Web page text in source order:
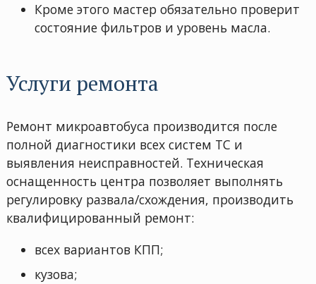
Кроме этого мастер обязательно проверит
состояние фильтров и уровень масла.
Услуги ремонта
Ремонт микроавтобуса производится после
полной диагностики всех систем ТС и
выявления неисправностей. Техническая
оснащенность центра позволяет выполнять
регулировку развала/схождения, производить
квалифицированный ремонт:
всех вариантов КПП;
кузова;